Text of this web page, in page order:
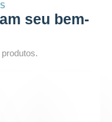
seu bem-